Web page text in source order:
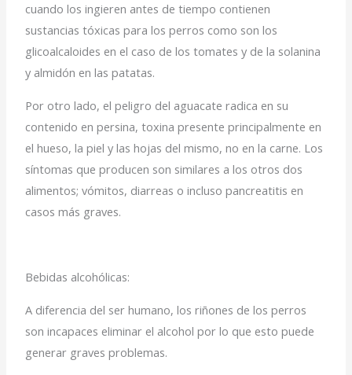
cuando los ingieren antes de tiempo contienen
sustancias tóxicas para los perros como son los
glicoalcaloides en el caso de los tomates y de la solanina
y almidón en las patatas.
Por otro lado, el peligro del aguacate radica en su
contenido en persina, toxina presente principalmente en
el hueso, la piel y las hojas del mismo, no en la carne. Los
síntomas que producen son similares a los otros dos
alimentos; vómitos, diarreas o incluso pancreatitis en
casos más graves.
Bebidas alcohólicas:
A diferencia del ser humano, los riñones de los perros
son incapaces eliminar el alcohol por lo que esto puede
generar graves problemas.